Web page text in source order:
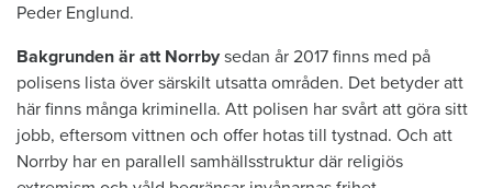
Peder Englund.
Bakgrunden är att Norrby sedan år 2017 finns med på
polisens lista över särskilt utsatta områden. Det betyder att
här finns många kriminella. Att polisen har svårt att göra sitt
jobb, eftersom vittnen och offer hotas till tystnad. Och att
Norrby har en parallell samhällsstruktur där religiös